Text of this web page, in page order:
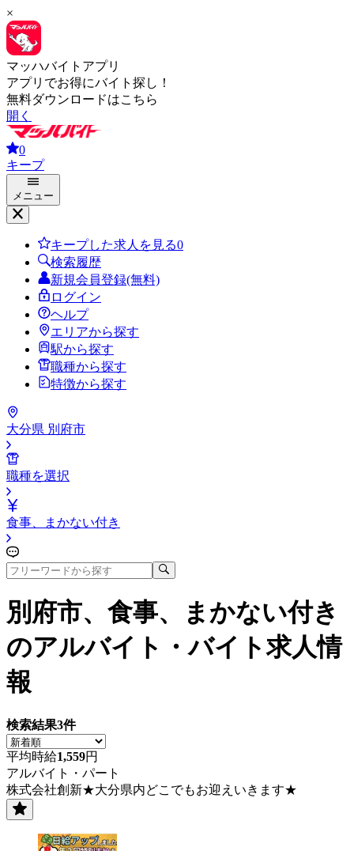
×
マッハバイトアプリ
アプリでお得にバイト探し！
無料ダウンロードはこちら
開く
0
キープ
メニュー
キープした求人を見る0
検索履歴
新規会員登録(無料)
ログイン
ヘルプ
エリアから探す
駅から探す
職種から探す
特徴から探す
大分県 別府市
職種を選択
食事、まかない付き
別府市、食事、まかない付き
のアルバイト・バイト求人情
報
検索結果3件
平均時給1,559円
アルバイト・パート
株式会社創新★大分県内どこでもお迎えいきます★